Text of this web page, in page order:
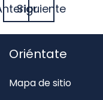
Siguiente
Oriéntate
Mapa de sitio